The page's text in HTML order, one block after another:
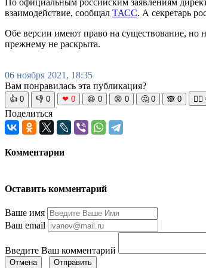
По официальным российским заявлениям
взаимодействие, сообщал ТАСС. А секретарь
Обе версии имеют право на существование, но
прежнему не раскрыта.
06 ноября 2021, 18:35
Вам понравилась эта публикация?
👍 0 👎 0 ❤ 0 😆 0 😡 0 🤔 0 🙈 0 🧘‍♀️
Поделиться
Комментарии
Оставить комментарий
Ваше имя
Ваш email
Введите Ваш комментарий
Отмена Отправить